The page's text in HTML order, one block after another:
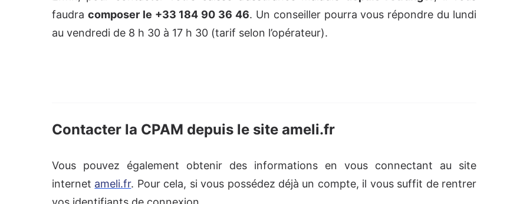
faudra composer le +33 184 90 36 46. Un conseiller pourra vous répondre du lundi
au vendredi de 8 h 30 à 17 h 30 (tarif selon l’opérateur).
Contacter la CPAM depuis le site ameli.fr
Vous pouvez également obtenir des informations en vous connectant au site
internet ameli.fr. Pour cela, si vous possédez déjà un compte, il vous suffit de rentrer